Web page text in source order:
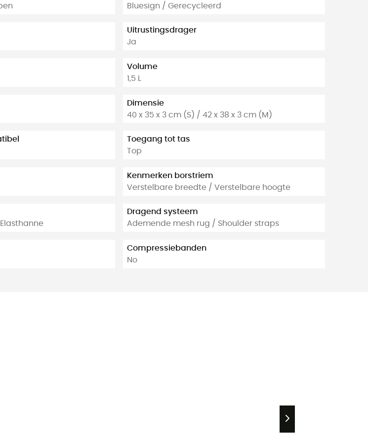
Elasthanne
Bluesign / Gerecycleerd
Uitrustingsdrager
Ja
Volume
1,5 L
Dimensie
40 x 35 x 3 cm (S) / 42 x 38 x 3 cm (M)
Toegang tot tas
Top
Kenmerken borstriem
Verstelbare breedte / Verstelbare hoogte
Dragend systeem
Ademende mesh rug / Shoulder straps
Compressiebanden
No